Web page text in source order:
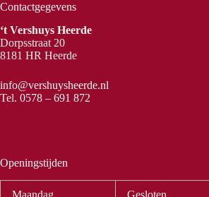
Contactgegevens
‘t Vershuys Heerde
Dorpsstraat 20
8181 HR Heerde
info@vershuysheerde.nl
Tel. 0578 – 691 872
Openingstijden
Maandag Gesloten